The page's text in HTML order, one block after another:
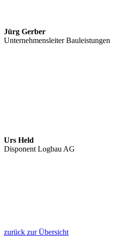
Jürg Gerber
Unternehmensleiter Bauleistungen
Urs Held
Disponent Logbau AG
zurück zur Übersicht